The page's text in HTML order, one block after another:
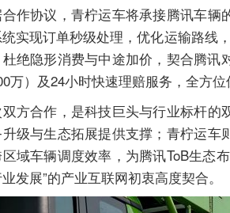
作协议，青柠运车将承接腾讯车
实现订单秒级处理，优化运输路线
绝隐形消费与中途加价，契合腾讯
万）及24小时快速理赔服务，全方
方合作，是科技巨头与行业标杆
升级与生态拓展提供支撑；青柠运
域车辆调度效率，为腾讯ToB生态
发展”的产业互联网初衷高度契合。